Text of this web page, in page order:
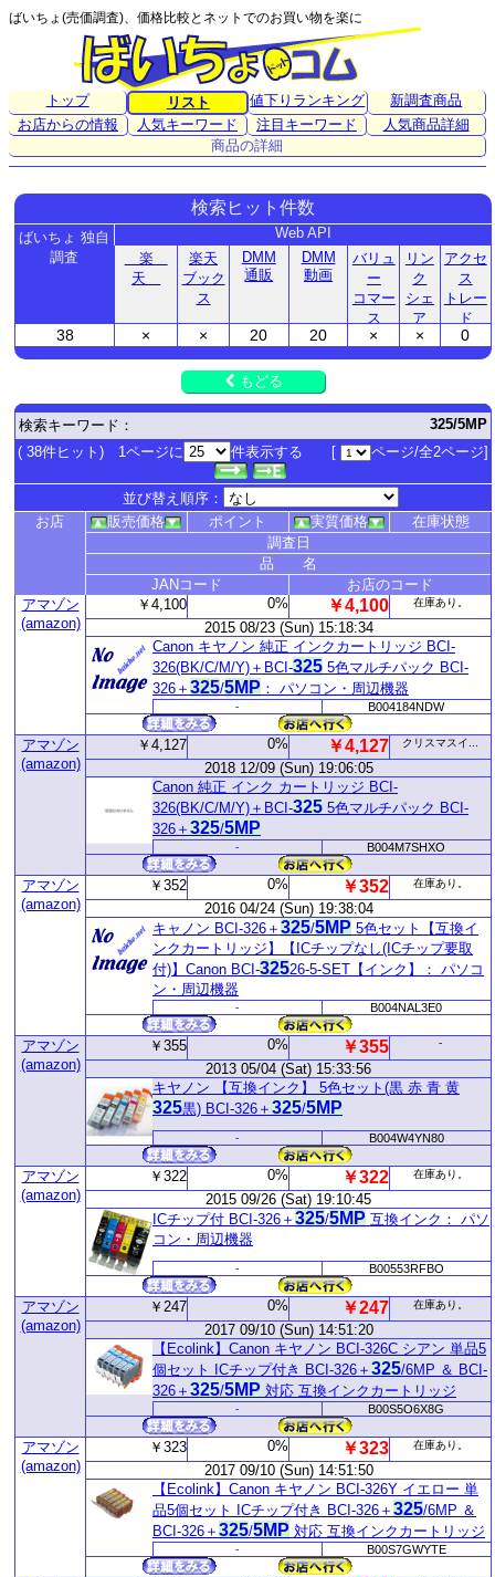
ばいちょ(売価調査)、価格比較とネットでのお買い物を楽に
トップ リスト 値下りランキング
新調査商品
お店からの情報
人気キーワード 注目キーワード
人気商品詳細
商品の詳細
検索ヒット件数
ばいちょ 独自
調査
38
Web API
楽
天
×
楽天
ブック
ス
×
DMM
通販
20
DMM
動画
20
バリュ
ー
コマー
ス
×
リン
ク
シェ
ア
×
アクセ
ス
トレー
ド
0
もどる
検索キーワード：
325/5MP
( 38件ヒット) 1ページに
件表示する [ ページ/全2ページ]
並び替え順序：
お店
販売価格 ポイント 実質価格
在庫状態
調査日
品 名
JANコード
お店のコード
アマゾン
(amazon)
￥4,100 0% ￥4,100 在庫あり。
2015 08/23 (Sun) 15:18:34
Canon キヤノン 純正 インクカートリッジ BCI-
326(BK/C/M/Y)＋BCI-325 5色マルチパック BCI-
326＋ 325/5MP ： パソコン・周辺機器
- B004184NDW
アマゾン
(amazon)
￥4,127 0% ￥4,127 クリスマスイ...
2018 12/09 (Sun) 19:06:05
Canon 純正 インク カートリッジ BCI-
326(BK/C/M/Y)＋BCI-325 5色マルチパック BCI-
326＋ 325/5MP
- B004M7SHXO
アマゾン
(amazon)
￥352 0% ￥352 在庫あり。
2016 04/24 (Sun) 19:38:04
キャノン BCI-326＋ 325/5MP 5色セット【互換イ
ンクカートリッジ】【ICチップなし(ICチップ要取
付)】Canon BCI-32526-5-SET【インク】： パソコ
ン・周辺機器
- B004NAL3E0
アマゾン
(amazon)
￥355 0% ￥355 -
2013 05/04 (Sat) 15:33:56
キヤノン 【互換インク】 5色セット(黒 赤 青 黄
325黒) BCI-326＋ 325/5MP
- B004W4YN80
アマゾン
(amazon)
￥322 0% ￥322 在庫あり。
2015 09/26 (Sat) 19:10:45
ICチップ付 BCI-326＋ 325/5MP 互換インク： パソ
コン・周辺機器
- B00553RFBO
アマゾン
(amazon)
￥247 0% ￥247 在庫あり。
2017 09/10 (Sun) 14:51:20
【Ecolink】Canon キヤノン BCI-326C シアン 単品5
個セット ICチップ付き BCI-326＋ 325/6MP ＆ BCI-
326＋ 325/5MP 対応 互換インクカートリッジ
- B00S5O6X8G
アマゾン
(amazon)
￥323 0% ￥323 在庫あり。
2017 09/10 (Sun) 14:51:50
【Ecolink】Canon キヤノン BCI-326Y イエロー 単
品5個セット ICチップ付き BCI-326＋ 325/6MP ＆
BCI-326＋ 325/5MP 対応 互換インクカートリッジ
- B00S7GWYTE